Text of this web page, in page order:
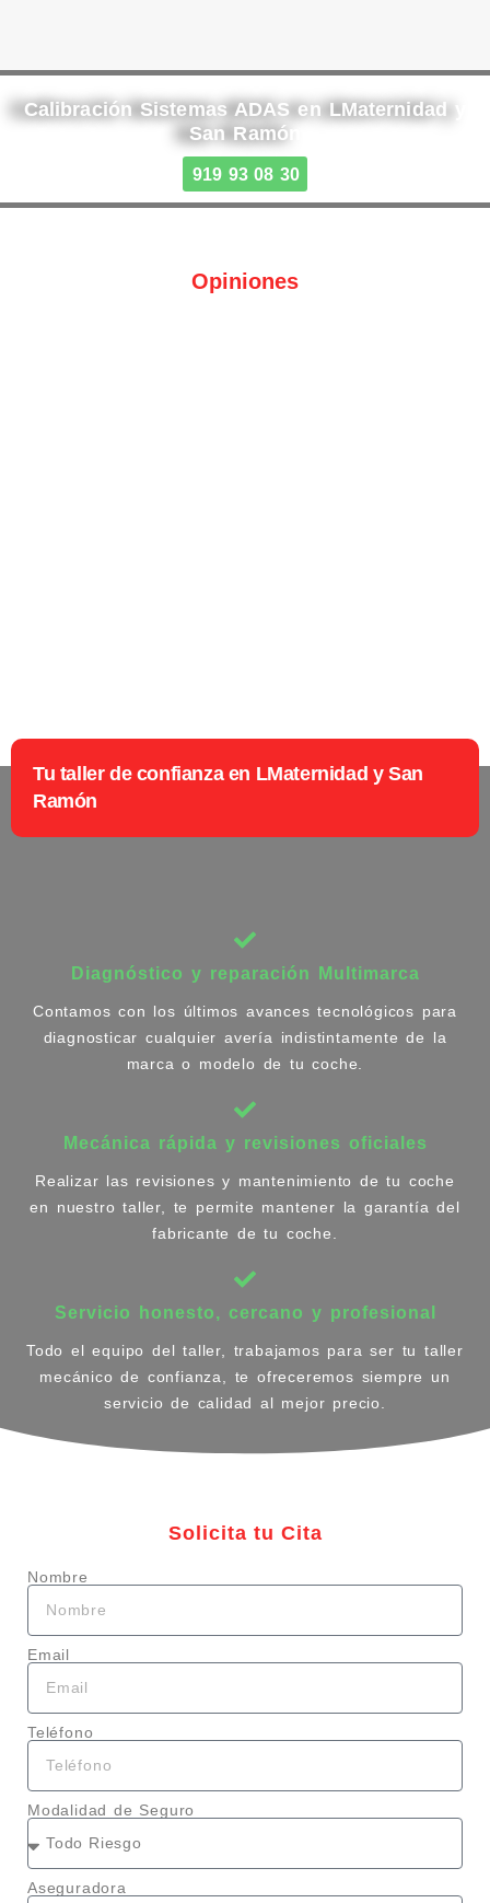
Calibración Sistemas ADAS en LMaternidad y
San Ramón
919 93 08 30
Opiniones
Tu taller de confianza en LMaternidad y San
Ramón
Diagnóstico y reparación Multimarca
Contamos con los últimos avances tecnológicos para
diagnosticar cualquier avería indistintamente de la
marca o modelo de tu coche.
Mecánica rápida y revisiones oficiales
Realizar las revisiones y mantenimiento de tu coche
en nuestro taller, te permite mantener la garantía del
fabricante de tu coche.
Servicio honesto, cercano y profesional
Todo el equipo del taller, trabajamos para ser tu taller
mecánico de confianza, te ofreceremos siempre un
servicio de calidad al mejor precio.
Solicita tu Cita
Nombre
Email
Teléfono
Modalidad de Seguro
Aseguradora